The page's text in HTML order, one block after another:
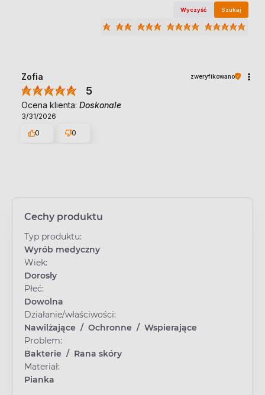
Wyczyść Szukaj
Zofia zweryfikowano
5
Ocena klienta: Doskonale
3/31/2026
0
0
Cechy produktu
Typ produktu:
Wyrób medyczny
Wiek:
Dorosły
Płeć:
Dowolna
Działanie/właściwości:
Nawilżające / Ochronne / Wspierające
Problem:
Bakterie / Rana skóry
Materiał:
Pianka